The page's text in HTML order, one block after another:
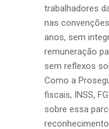
trabalhadores
nas
anos, sem
remuneração
sem reflexos
Como a
fiscais, INSS,
sobre essa